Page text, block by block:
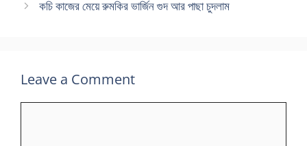
কচি কাজের মেয়ে রুমকির ভার্জিন গুদ আর পাছা চুদলাম
Leave a Comment